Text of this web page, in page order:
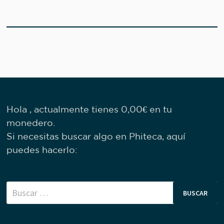
Hola , actualmente tienes 0,00€ en tu
monedero.
Si necesitas buscar algo en Phiteca, aquí
puedes hacerlo:
Buscar: